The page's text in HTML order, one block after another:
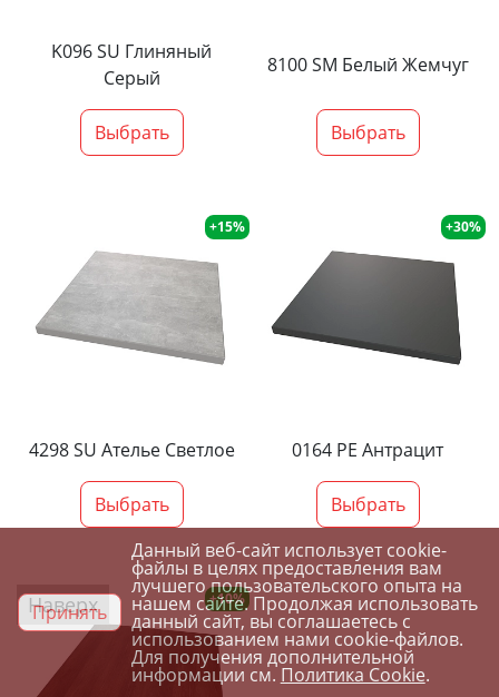
K096 SU Глиняный
Серый
Выбрать
8100 SM Белый Жемчуг
Выбрать
+15%
4298 SU Ателье Светлое
Выбрать
+30%
0164 PE Антрацит
Выбрать
+10%
Наверх
Принять
Данный веб-сайт использует cookie-
файлы в целях предоставления вам
лучшего пользовательского опыта на
нашем сайте. Продолжая использовать
данный сайт, вы соглашаетесь с
использованием нами cookie-файлов.
Для получения дополнительной
информации см.Политика Cookie.